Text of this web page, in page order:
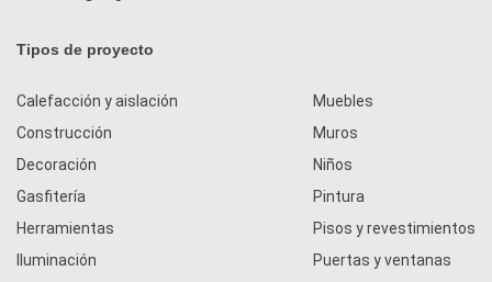
Tipos de proyecto
Calefacción y aislación
Construcción
Decoración
Gasfitería
Herramientas
Iluminación
Muebles
Muros
Niños
Pintura
Pisos y revestimientos
Puertas y ventanas